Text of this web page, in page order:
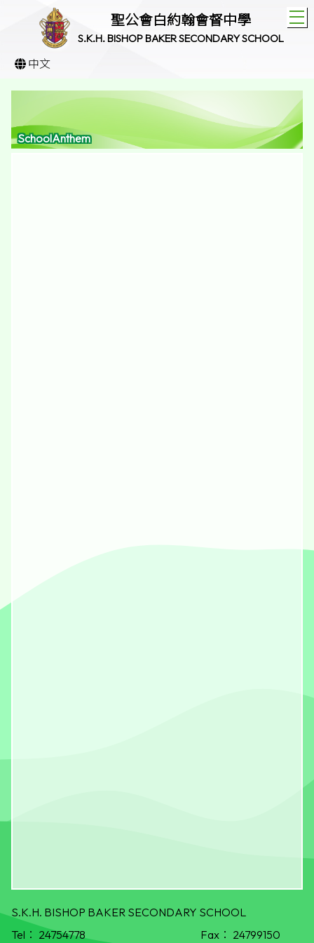
聖公會白約翰會督中學
S.K.H. BISHOP BAKER SECONDARY SCHOOL
中文
SchoolAnthem
S.K.H. BISHOP BAKER SECONDARY SCHOOL
Tel： 24754778 Fax： 24799150